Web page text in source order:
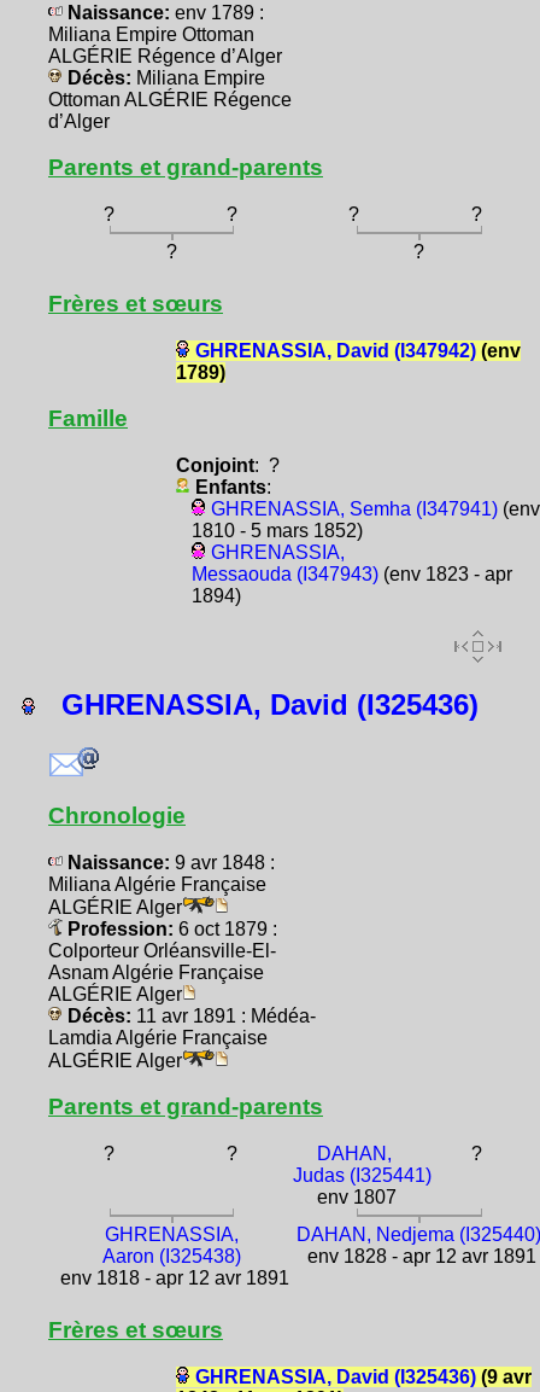
Naissance: env 1789 :
Miliana Empire Ottoman
ALGÉRIE Régence d’Alger
Décès: Miliana Empire
Ottoman ALGÉRIE Régence
d’Alger
Parents et grand-parents
? ? ?
?
?
?
Frères et sœurs
GHRENASSIA, David (I347942)(env
1789)
Famille
Conjoint: ?
Enfants:
GHRENASSIA, Semha (I347941)(env
1810 - 5 mars 1852)
GHRENASSIA,
Messaouda (I347943)(env 1823 - apr
1894)
GHRENASSIA, David (I325436)
Chronologie
Naissance: 9 avr 1848 :
Miliana Algérie Française
ALGÉRIE Alger
Profession: 6 oct 1879 :
Colporteur Orléansville-El-
Asnam Algérie Française
ALGÉRIE Alger
Décès: 11 avr 1891 : Médéa-
Lamdia Algérie Française
ALGÉRIE Alger
Parents et grand-parents
? ?
DAHAN,
Judas (I325441)
env 1807
?
GHRENASSIA,
Aaron (I325438)
env 1818 - apr 12 avr 1891
DAHAN, Nedjema
env 1828 - apr 12 avr 1891
Frères et sœurs
GHRENASSIA, David (I325436)(9 avr